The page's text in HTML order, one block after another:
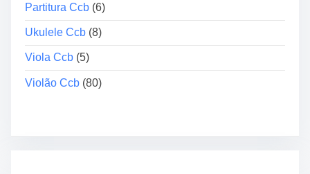
Partitura Ccb (6)
Ukulele Ccb (8)
Viola Ccb (5)
Violão Ccb (80)